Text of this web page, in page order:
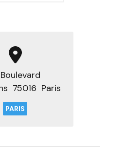
75016  Paris
PARIS